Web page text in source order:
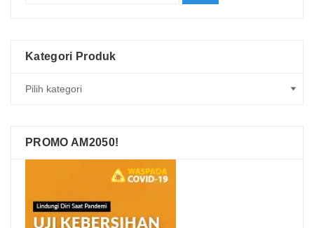
Kategori Produk
PROMO AM2050!